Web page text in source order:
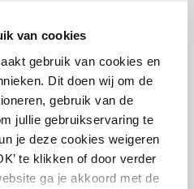
van cookies
gebruik van cookies en
Dit doen wij om de
gebruik van de
jullie gebruikservaring te
je deze cookies weigeren
te klikken of door verder
ga je akkoord met de